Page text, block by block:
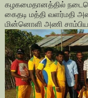
கழகமைதானத்தில்
கைதடி மத்தி வளர்மதி
மின்னொளி அணி